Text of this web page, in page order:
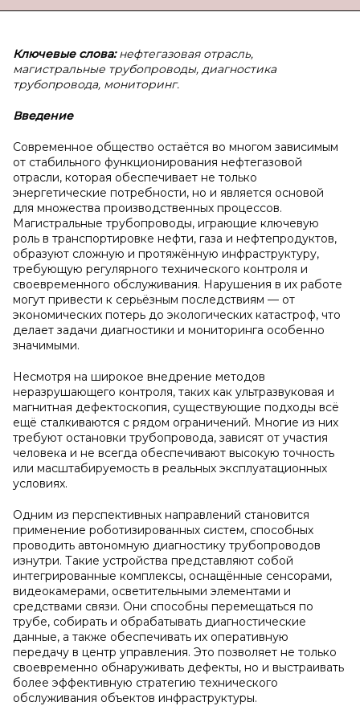
Ключевые слова:нефтегазовая отрасль,
магистральные трубопроводы, диагностика
трубопровода, мониторинг.
Введение
Современное общество остаётся во многом зависимым
от стабильного функционирования нефтегазовой
отрасли, которая обеспечивает не только
энергетические потребности, но и является основой
для множества производственных процессов.
Магистральные трубопроводы, играющие ключевую
роль в транспортировке нефти, газа и нефтепродуктов,
образуют сложную и протяжённую инфраструктуру,
требующую регулярного технического контроля и
своевременного обслуживания. Нарушения в их работе
могут привести к серьёзным последствиям — от
экономических потерь до экологических катастроф, что
делает задачи диагностики и мониторинга особенно
значимыми.
Несмотря на широкое внедрение методов
неразрушающего контроля, таких как ультразвуковая и
магнитная дефектоскопия, существующие подходы всё
ещё сталкиваются с рядом ограничений. Многие из них
требуют остановки трубопровода, зависят от участия
человека и не всегда обеспечивают высокую точность
или масштабируемость в реальных эксплуатационных
условиях.
Одним из перспективных направлений становится
применение роботизированных систем, способных
проводить автономную диагностику трубопроводов
изнутри. Такие устройства представляют собой
интегрированные комплексы, оснащённые сенсорами,
видеокамерами, осветительными элементами и
средствами связи. Они способны перемещаться по
трубе, собирать и обрабатывать диагностические
данные, а также обеспечивать их оперативную
передачу в центр управления. Это позволяет не только
своевременно обнаруживать дефекты, но и выстраивать
более эффективную стратегию технического
обслуживания объектов инфраструктуры.